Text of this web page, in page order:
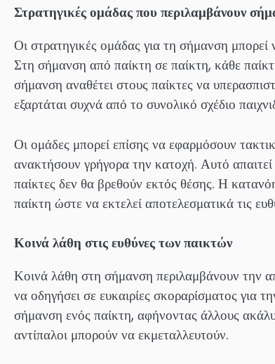
Στρατηγικές ομάδας που περιλαμβάνουν
Οι στρατηγικές ομάδας για τη σήμανση
Στη σήμανση από παίκτη σε παίκτη, κάθε
σήμανση αναθέτει στους παίκτες να
εξαρτάται συχνά από το συνολικό σχέδιο
Οι ομάδες μπορεί επίσης να εφαρμόσουν
ανακτήσουν γρήγορα την κατοχή. Αυτό απαιτεί
παίκτες δεν θα βρεθούν εκτός θέσης. Η
παίκτη ώστε να εκτελεί αποτελεσματικά τις
Κοινά λάθη στις ευθύνες των παικτών
Κοινά λάθη στη σήμανση περιλαμβάνουν την
να οδηγήσει σε ευκαιρίες σκοραρίσματος για
σήμανση ενός παίκτη, αφήνοντας άλλους
αντίπαλοι μπορούν να εκμεταλλευτούν.